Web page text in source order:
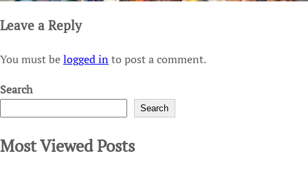
Leave a Reply
You must belogged into post a comment.
Search
Search
Most Viewed Posts